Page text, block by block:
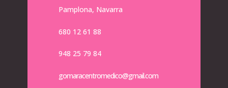
Pamplona, Navarra
680 12 61 88
948 25 79 84
gomaracentromedico@gmail.com